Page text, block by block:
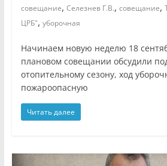
совещание, Селезнев Г.В., совещание,
ЦРБ", уборочная
Начинаем новую неделю 18
плановом совещании обсудили
отопительному сезону, ход
пожароопасную
Читать далее